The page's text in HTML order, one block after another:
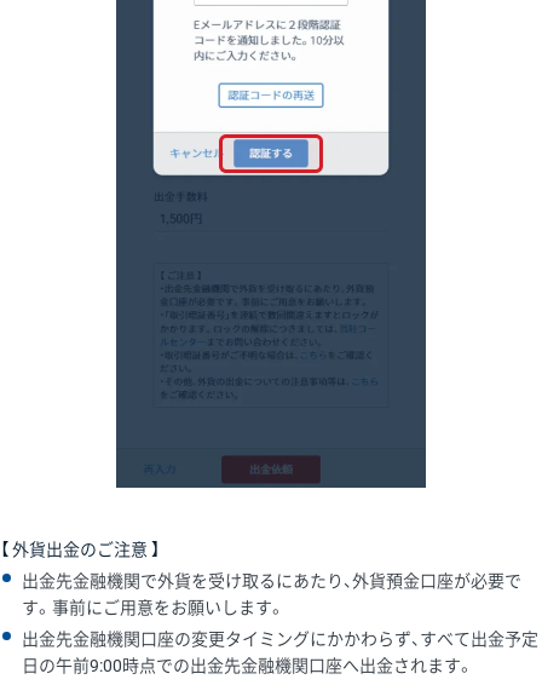
【 外貨出金のご注意 】
出金先金融機関で外貨を受け取るにあたり、外貨預金口座が必要で
す。事前にご用意をお願いします。
出金先金融機関口座の変更タイミングにかかわらず、すべて出金予定
日の午前9:00時点での出金先金融機関口座へ出金されます。